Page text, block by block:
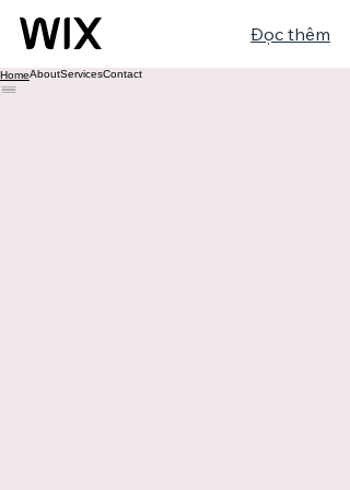
Đọc thêm